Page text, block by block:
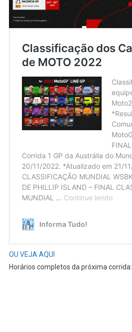
OU VEJA AQUI
Horários completos da próxima corrida: